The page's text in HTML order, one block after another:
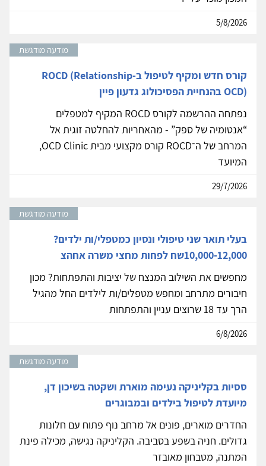
5/8/2026
מודעה מודגשת
קורס חדש ומקיף לטיפול ב-ROCD (Relationship
OCD) בהנחיית הפסיכולוג גדעון פיין
נפתחה ההרשמה לקורס ROCD המקיף למטפלים
“אנטומיה של ספק” - מהאחריות להחלטה זוגית אל
המרחב של ה־ROCD קורס מקצועי מבית OCD Clinic,
המיועד
29/7/2026
מודעה מודגשת
בעלי תואר שני טיפולי ונסיון כמטפלי/ות ילדים?
10,000-12,000שח לפחות מחצי משרה אחהצ
מחפשים את השילוב המנצח של יציבות והתפתחות? מכון
חיבורים מתרחב ומחפש מטפלים/ות לילדים החל מהגיל
הרך עד 18 שרוצים עניין והתפתחות
6/8/2026
מודעה מודגשת
ססיות בקליניקה נעימה מוארת ושקטה בשיכון דן,
מיועדת לטיפול בילדים ובמבוגרים
החדרים מוארים, פונים אל מרחב נוף פתוח עם חלונות
גדולים. חניה בשפע בסביבה. הקליניקה נגישה, מכילה פינת
המתנה, מטבחון מאובזר